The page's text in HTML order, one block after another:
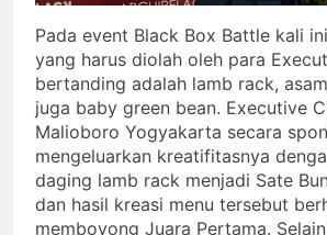
Pada event Black Box Battle kali
yang harus diolah oleh para
bertanding adalah lamb rack,
juga baby green bean. Executive
Malioboro Yogyakarta secara
mengeluarkan kreatifitasnya
daging lamb rack menjadi Sate
dan hasil kreasi menu tersebut
memboyong Juara Pertama.